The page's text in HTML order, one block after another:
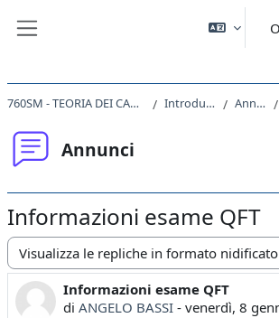
760SM - TEORIA DEI CAMPI I 2020 Introduzione Annunci
Annunci
Informazioni esame QFT
Modalità visualizzazione
Informazioni esame QFT
di ANGELO BASSI - venerdì, 8
Numero di risposte: 0